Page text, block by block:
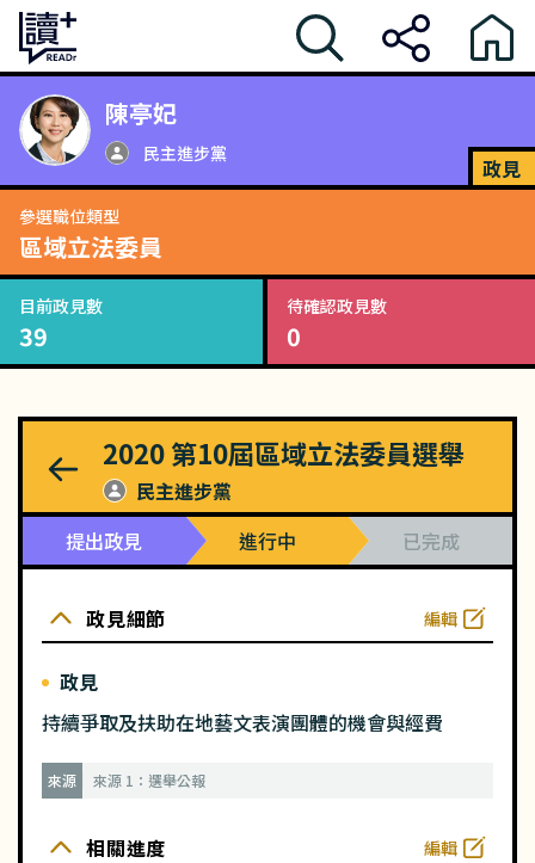
陳亭妃
民主進步黨
政見
參選職位類型
區域立法委員
目前政見數
39
待確認政見數
0
2020第10屆區域立法委員選舉
民主進步黨
提出政見
進行中 已完成
政見細節 編輯
政見
持續爭取及扶助在地藝文表演團體的機會與經費
來源 來源 1：選舉公報
相關進度 編輯